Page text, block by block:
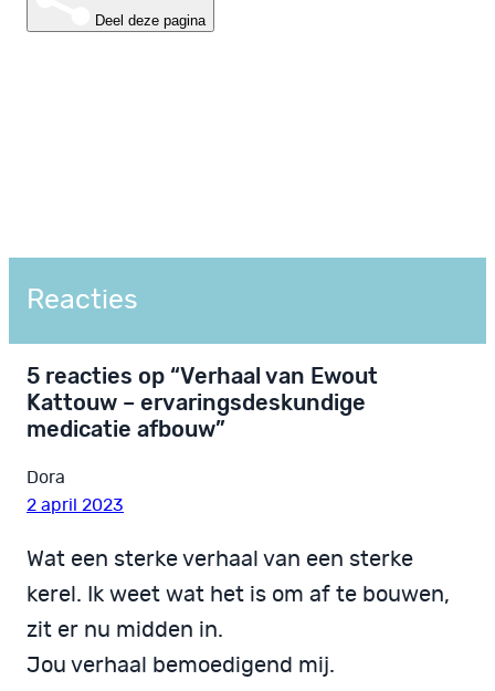
Deel deze pagina
Reacties
5 reacties op “Verhaal van Ewout
Kattouw – ervaringsdeskundige
medicatie afbouw”
Dora
2 april 2023
Wat een sterke verhaal van een sterke
kerel. Ik weet wat het is om af te bouwen,
zit er nu midden in.
Jou verhaal bemoedigend mij.